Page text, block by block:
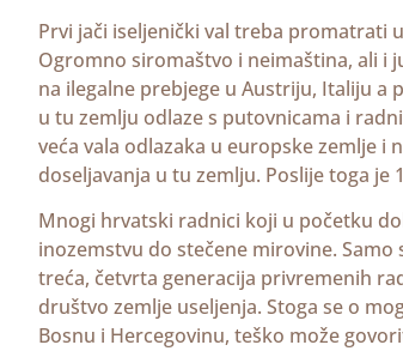
Prvi jači iseljenički val treba promatrati
Ogromno siromaštvo i neimaština, ali i
na ilegalne prebjege u Austriju, Italiju a
u tu zemlju odlaze s putovnicama i
veća vala odlazaka u europske zemlje i
doseljavanja u tu zemlju. Poslije toga je
Mnogi hrvatski radnici koji u početku
inozemstvu do stečene mirovine.
treća, četvrta generacija privremenih
društvo zemlje useljenja. Stoga se o
Bosnu i Hercegovinu, teško može